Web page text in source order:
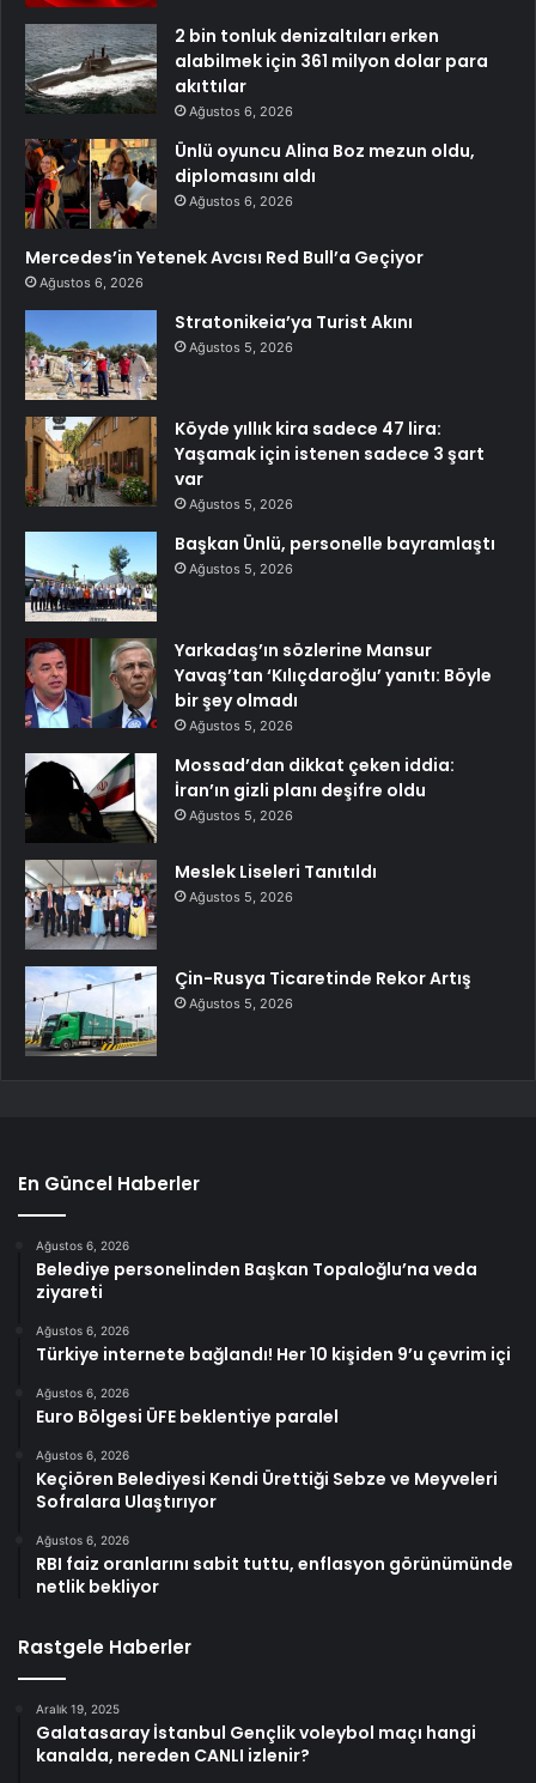
2 bin tonluk denizaltıları erken
alabilmek için 361 milyon dolar para
akıttılar
Ağustos 6, 2026
Ünlü oyuncu Alina Boz mezun oldu,
diplomasını aldı
Ağustos 6, 2026
Mercedes’in Yetenek Avcısı Red Bull’a Geçiyor
Ağustos 6, 2026
Stratonikeia’ya Turist Akını
Ağustos 5, 2026
Köyde yıllık kira sadece 47 lira:
Yaşamak için istenen sadece 3 şart
var
Ağustos 5, 2026
Başkan Ünlü, personelle bayramlaştı
Ağustos 5, 2026
Yarkadaş’ın sözlerine Mansur
Yavaş’tan ‘Kılıçdaroğlu’ yanıtı: Böyle
bir şey olmadı
Ağustos 5, 2026
Mossad’dan dikkat çeken iddia:
İran’ın gizli planı deşifre oldu
Ağustos 5, 2026
Meslek Liseleri Tanıtıldı
Ağustos 5, 2026
Çin-Rusya Ticaretinde Rekor Artış
Ağustos 5, 2026
En Güncel Haberler
Ağustos 6, 2026
Belediye personelinden Başkan Topaloğlu’na veda
ziyareti
Ağustos 6, 2026
Türkiye internete bağlandı! Her 10 kişiden 9’u çevrim içi
Ağustos 6, 2026
Euro Bölgesi ÜFE beklentiye paralel
Ağustos 6, 2026
Keçiören Belediyesi Kendi Ürettiği Sebze ve Meyveleri
Sofralara Ulaştırıyor
Ağustos 6, 2026
RBI faiz oranlarını sabit tuttu, enflasyon görünümünde
netlik bekliyor
Rastgele Haberler
Aralık 19, 2025
Galatasaray İstanbul Gençlik voleybol maçı hangi
kanalda, nereden CANLI izlenir?